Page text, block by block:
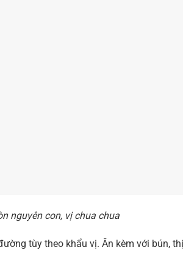
nguyên con, vị chua chua
tùy theo khẩu vị. Ăn kèm với bún,